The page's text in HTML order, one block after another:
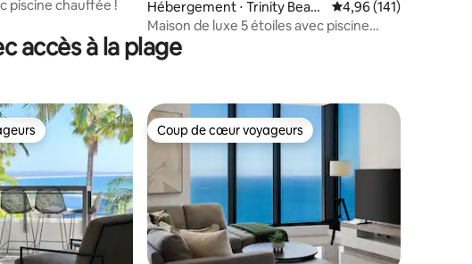
339 commentaires : 4,94 sur 5
piscine chauffée !
Hébergement ⋅ Trinity Beac
h
Évaluation moyenne
4,96 (141)
Maison de luxe 5 étoiles avec piscine
⭐️⭐️⭐️⭐️⭐️
accès à la plage
Coup de cœur voyageurs
Coup de cœur voyageurs